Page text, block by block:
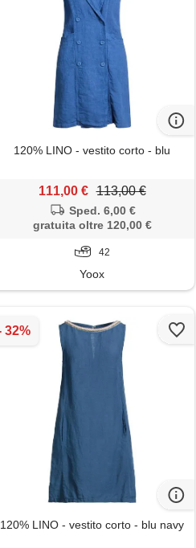
120% LINO - vestito corto - blu
111,00 € 113,00 €
Sped. 6,00 €
gratuita oltre 120,00 €
42
Yoox
120% LINO - vestito corto - blu navy